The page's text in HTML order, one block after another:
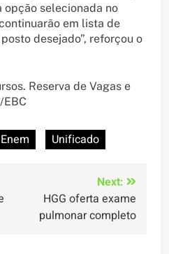
opção selecionada no
em lista de
desejado”, reforçou o
Enem Unificado
Next:
HGG oferta exame
pulmonar completo